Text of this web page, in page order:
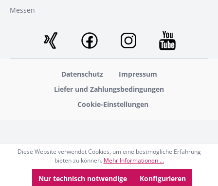
Messen
Datenschutz
Impressum
Liefer und Zahlungsbedingungen
Cookie-Einstellungen
Diese Website verwendet Cookies, um eine bestmögliche Erfahrung
bieten zu können. Mehr Informationen ...
Nur technisch notwendige Konfigurieren